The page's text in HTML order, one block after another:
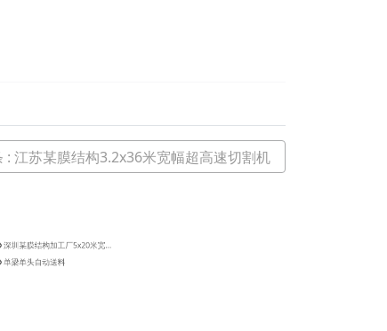
: 江苏某膜结构3.2x36米宽幅超高速切割机
深圳某膜结构加工厂5x20米宽幅超高速切割机